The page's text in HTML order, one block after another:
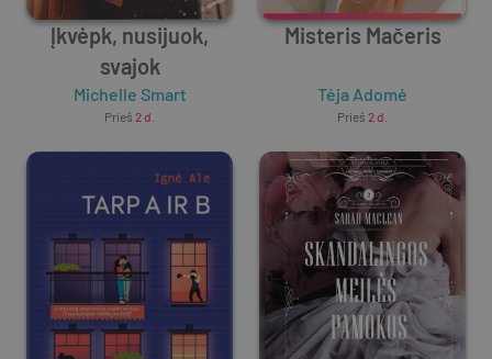
Įkvėpk, nusijuok,
svajok
Michelle Smart
Prieš 2 d.
Misteris Mačeris
Tėja Adomė
Prieš 2 d.